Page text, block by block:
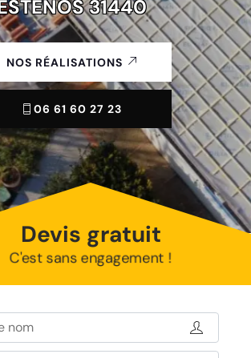
31440
NOS RÉALISATIONS
06 61 60 27 23
Devis gratuit
C'est sans engagement !